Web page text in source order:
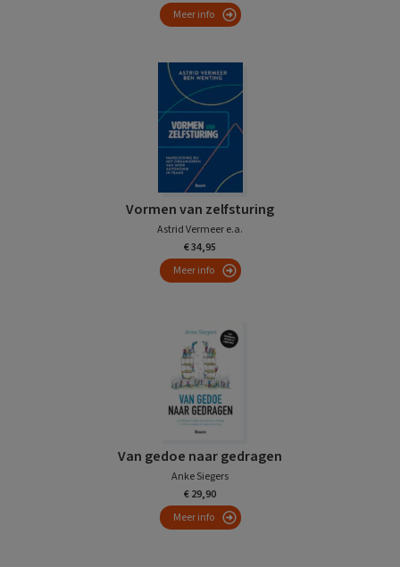
Meer info
Vormen van zelfsturing
Astrid Vermeer e.a.
€ 34,95
Meer info
Van gedoe naar gedragen
Anke Siegers
€ 29,90
Meer info